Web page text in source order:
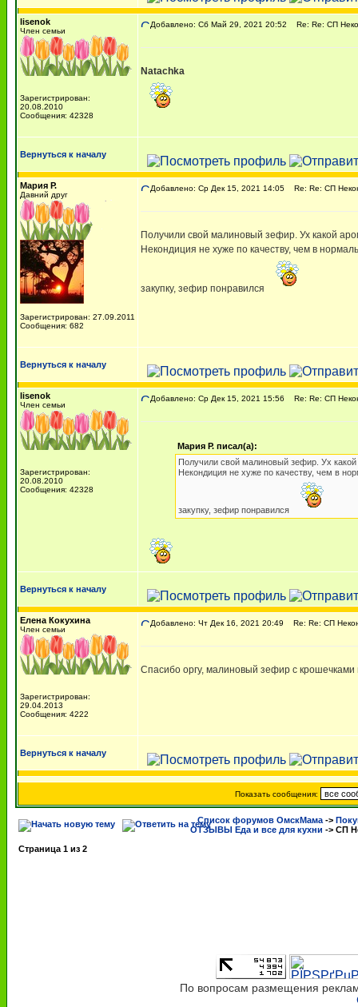
lisenok
Член семьи
Зарегистрирован:
20.08.2010
Сообщения: 42328
Добавлено: Сб Май 29, 2021 20:52 Re: Re: СП
Natachka
Вернуться к началу
Мария Р.
Давний друг
Зарегистрирован: 27.09.2011
Сообщения: 682
Добавлено: Ср Дек 15, 2021 14:05 Re: Re: СП
Получили свой малиновый зефир. Ух какой
Некондиция не хуже по качеству, чем в
закупку, зефир понравился
Вернуться к началу
lisenok
Член семьи
Зарегистрирован:
20.08.2010
Сообщения: 42328
Добавлено: Ср Дек 15, 2021 15:56 Re: Re: СП
Мария Р. писал(а):
Получили свой малиновый зефир. Ух
Некондиция не хуже по качеству, чем в
закупку, зефир понравился
Вернуться к началу
Елена Кокухина
Член семьи
Зарегистрирован:
29.04.2013
Сообщения: 4222
Добавлено: Чт Дек 16, 2021 20:49 Re: Re: СП
Спасибо оргу, малиновый зефир с
Вернуться к началу
Показать сообщения:
Список форумов ОмскМама ->
ОТЗЫВЫ Еда и все для кухни -> СП
Страница 1 из 2
По вопросам размещения